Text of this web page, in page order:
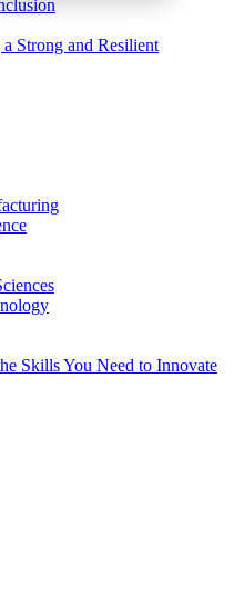
Strong and Resilient
Skills You Need to Innovate